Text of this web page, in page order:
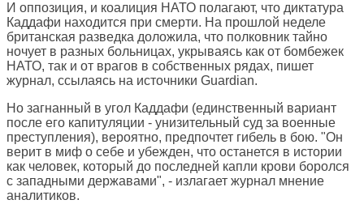
И оппозиция, и коалиция НАТО полагают, что диктатура
Каддафи находится при смерти. На прошлой неделе
британская разведка доложила, что полковник тайно
ночует в разных больницах, укрываясь как от бомбежек
НАТО, так и от врагов в собственных рядах, пишет
журнал, ссылаясь на источники Guardian.
Но загнанный в угол Каддафи (единственный вариант
после его капитуляции - унизительный суд за военные
преступления), вероятно, предпочтет гибель в бою. "Он
верит в миф о себе и убежден, что останется в истории
как человек, который до последней капли крови боролся
с западными державами", - излагает журнал мнение
аналитиков.